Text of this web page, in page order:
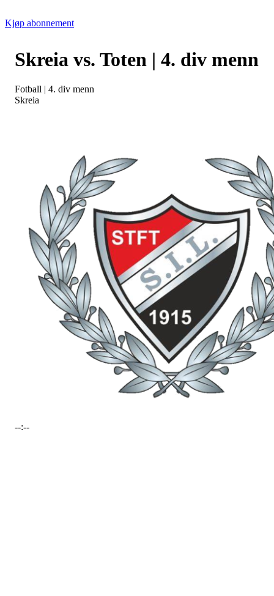
Kjøp abonnement
Skreia vs. Toten | 4. div menn
Fotball | 4. div menn
Skreia
--:--